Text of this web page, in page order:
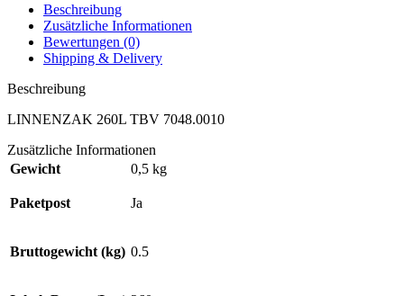
Beschreibung
Zusätzliche Informationen
Bewertungen (0)
Shipping & Delivery
Beschreibung
LINNENZAK 260L TBV 7048.0010
Zusätzliche Informationen
Gewicht
0,5 kg
Paketpost Ja
Bruttogewicht (kg) 0.5